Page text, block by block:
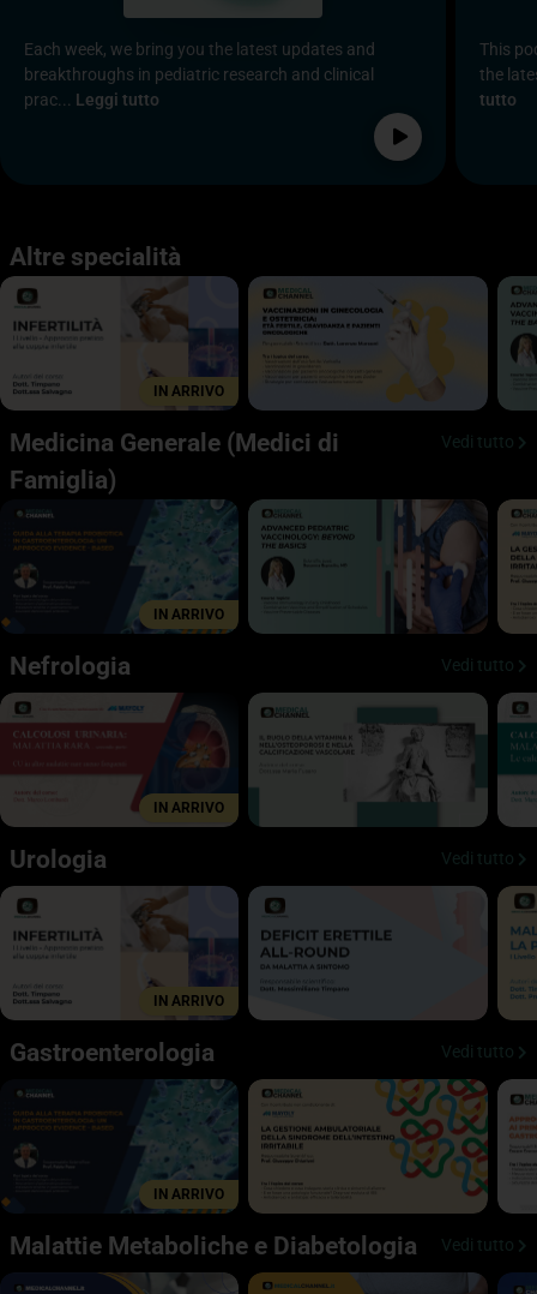
Each week, we bring you the latest updates and
breakthroughs in pediatric research and clinical
prac... Leggi tutto
This
the
tutto
Altre specialità
IN ARRIVO
Medicina Generale (Medici di
Famiglia)
Vedi tutto
IN ARRIVO
Nefrologia Vedi tutto
IN ARRIVO
Urologia Vedi tutto
IN ARRIVO
Gastroenterologia Vedi tutto
IN ARRIVO
Malattie Metaboliche e Diabetologia Vedi tutto